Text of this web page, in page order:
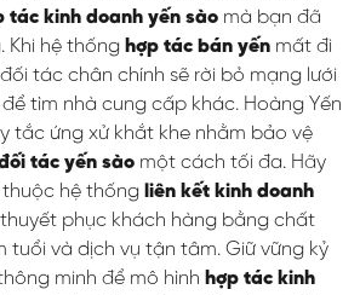
tác kinh doanh yến sào mà bạn đã
Khi hệ thống hợp tác bán yến mất đi
tác chân chính sẽ rời bỏ mạng lưới
tìm nhà cung cấp khác. Hoàng Yến
tắc ứng xử khắt khe nhằm bảo vệ
tác yến sào một cách tối đa. Hãy
hệ thống liên kết kinh doanh
phục khách hàng bằng chất
tuổi và dịch vụ tận tâm. Giữ vững kỷ
minh để mô hình hợp tác kinh